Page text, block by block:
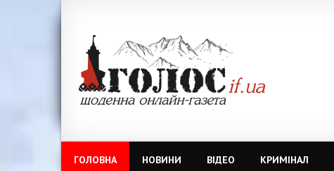
ГОЛОВНА НОВИНИ ВІДЕО КРИМІНАЛ